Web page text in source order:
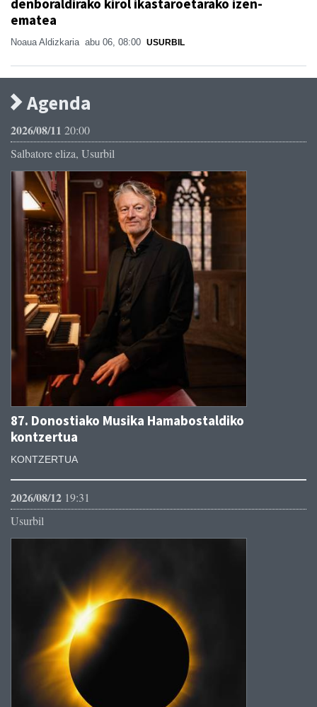
denboraldirako kirol ikastaroetarako izen-
ematea
Noaua Aldizkaria abu 06, 08:00 USURBIL
Agenda
2026/08/11 20:00
Salbatore eliza, Usurbil
87. Donostiako Musika Hamabostaldiko
kontzertua
KONTZERTUA
2026/08/12 19:31
Usurbil